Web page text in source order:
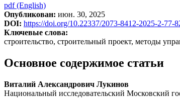
pdf (English)
Опубликован: июн. 30, 2025
DOI: https://doi.org/10.22337/2073-8412-2025-2-77-
Ключевые слова:
строительство, строительный проект, методы
Основное содержимое статьи
Виталий Александрович Лукинов
Национальный исследовательский Московский